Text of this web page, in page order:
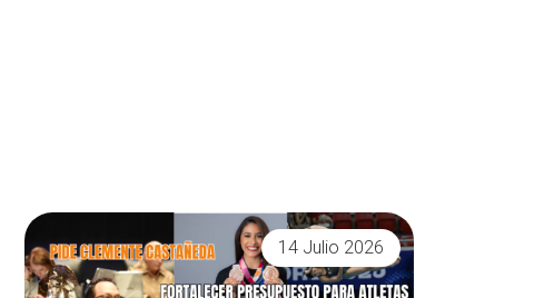
14 Julio 2026